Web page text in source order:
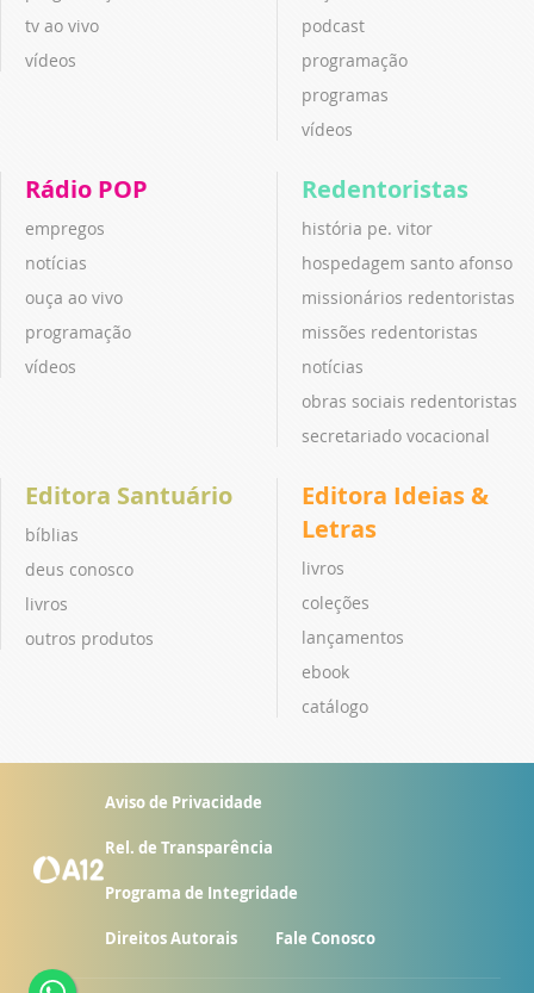
tv ao vivo
vídeos
podcast
programação
programas
vídeos
Rádio POP
empregos
notícias
ouça ao vivo
programação
vídeos
Redentoristas
história pe. vitor
hospedagem santo afonso
missionários redentoristas
missões redentoristas
notícias
obras sociais redentoristas
secretariado vocacional
Editora Santuário
bíblias
deus conosco
livros
outros produtos
Editora Ideias &
Letras
livros
coleções
lançamentos
ebook
catálogo
Aviso de Privacidade
Rel. de Transparência
Programa de Integridade
Direitos Autorais Fale Conosco